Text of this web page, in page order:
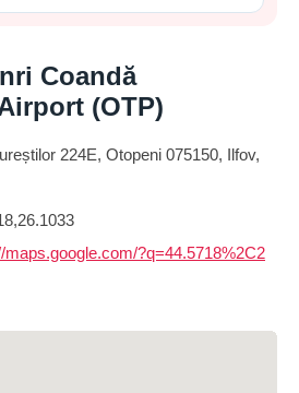
Coandă
(OTP)
224E, Otopeni 075150, Ilfov,
maps.google.com/?q=44.5718%2C2